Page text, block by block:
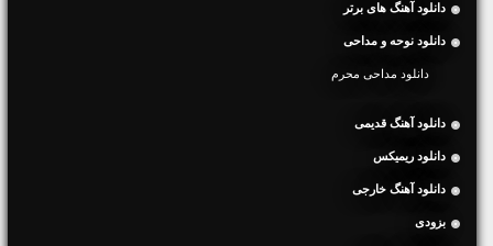
دانلود آهنگ های برتر
دانلود نوحه و مداحی
دانلود مداحی محرم
دانلود آهنگ قدیمی
دانلود ریمیکس
دانلود آهنگ خارجی
بزودی